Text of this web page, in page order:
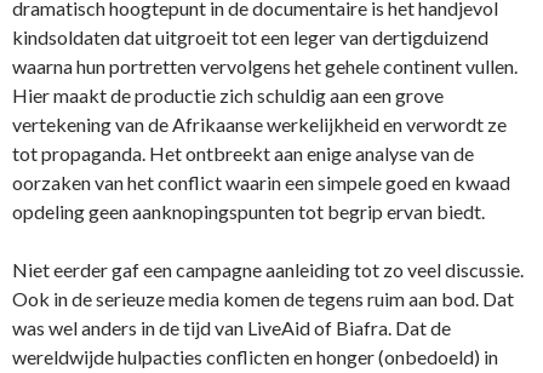
dramatisch hoogtepunt in de documentaire is het handjevol
kindsoldaten dat uitgroeit tot een leger van dertigduizend
waarna hun portretten vervolgens het gehele continent vullen.
Hier maakt de productie zich schuldig aan een grove
vertekening van de Afrikaanse werkelijkheid en verwordt ze
tot propaganda. Het ontbreekt aan enige analyse van de
oorzaken van het conflict waarin een simpele goed en kwaad
opdeling geen aanknopingspunten tot begrip ervan biedt.
Niet eerder gaf een campagne aanleiding tot zo veel discussie.
Ook in de serieuze media komen de tegens ruim aan bod. Dat
was wel anders in de tijd van LiveAid of Biafra. Dat de
wereldwijde hulpacties conflicten en honger (onbedoeld) in